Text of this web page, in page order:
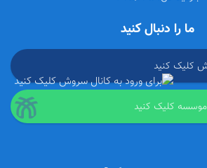
ما را دنبال کنید
کلیک کنید
کلیک کنید